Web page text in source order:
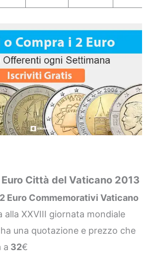
Città del Vaticano 2013
2 Euro Commemorativi Vaticano
alla XXVIII giornata mondiale
una quotazione e prezzo che
a 32€